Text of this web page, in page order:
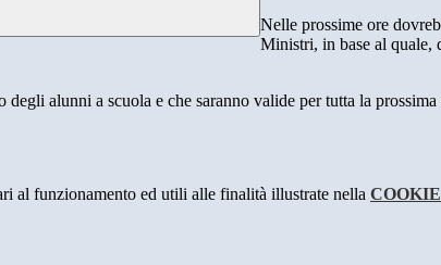
Nelle prossime ore
Ministri, in base al quale,
alunni a scuola e che saranno valide per tutta la
al funzionamento ed utili alle finalità illustrate nella